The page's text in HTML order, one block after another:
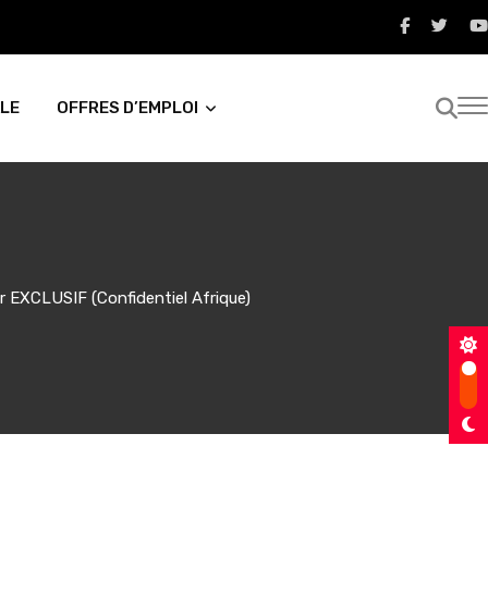
OFFRES D’EMPLOI
EXCLUSIF (Confidentiel Afrique)